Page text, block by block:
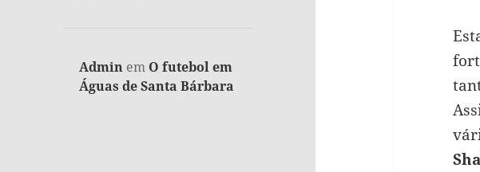
Admin em O futebol em
Águas de Santa Bárbara